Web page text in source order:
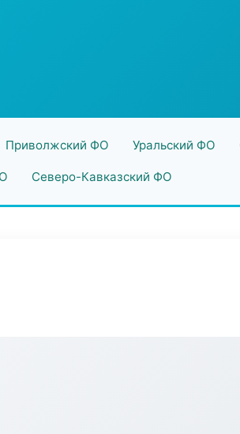
Приволжский ФО Уральский ФО
Северо-Кавказский ФО